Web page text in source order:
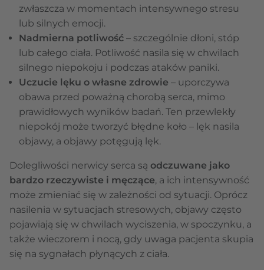
zwłaszcza w momentach intensywnego stresu
lub silnych emocji.
Nadmierna potliwość – szczególnie dłoni, stóp
lub całego ciała. Potliwość nasila się w chwilach
silnego niepokoju i podczas ataków paniki.
Uczucie lęku o własne zdrowie – uporczywa
obawa przed poważną chorobą serca, mimo
prawidłowych wyników badań. Ten przewlekły
niepokój może tworzyć błędne koło – lęk nasila
objawy, a objawy potęgują lęk.
Dolegliwości nerwicy serca są odczuwane jako
bardzo rzeczywiste i męczące, a ich intensywność
może zmieniać się w zależności od sytuacji. Oprócz
nasilenia w sytuacjach stresowych, objawy często
pojawiają się w chwilach wyciszenia, w spoczynku, a
także wieczorem i nocą, gdy uwaga pacjenta skupia
się na sygnałach płynących z ciała.